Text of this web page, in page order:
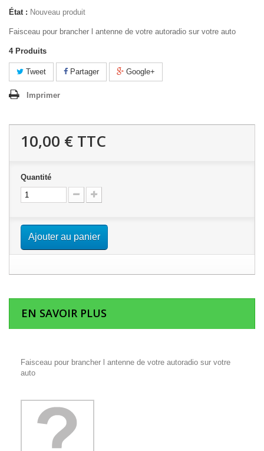
État : Nouveau produit
Faisceau pour brancher l antenne de votre autoradio sur votre auto
4 Produits
Tweet Partager Google+
Imprimer
10,00 € TTC
Quantité
Ajouter au panier
EN SAVOIR PLUS
Faisceau pour brancher l antenne de votre autoradio sur votre
auto